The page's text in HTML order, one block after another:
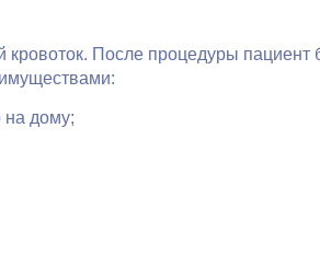
После процедуры
на дому;